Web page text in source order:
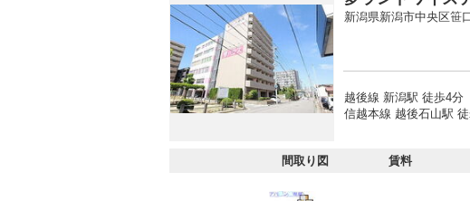
新潟県新潟市中央区笹
越後線 新潟駅 徒歩4分
信越本線 越後石山駅
間取り図 賃料